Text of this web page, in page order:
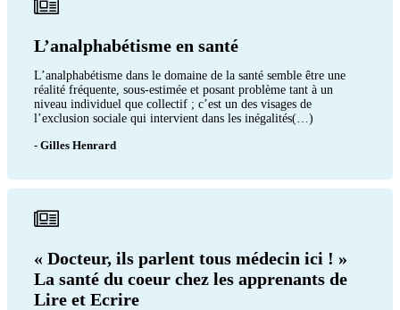
L’analphabétisme en santé
L’analphabétisme dans le domaine de la santé semble être une
réalité fréquente, sous-estimée et posant problème tant à un
niveau individuel que collectif ; c’est un des visages de
l’exclusion sociale qui intervient dans les inégalités(…)
- Gilles Henrard
« Docteur, ils parlent tous médecin ici ! »
La santé du coeur chez les apprenants de
Lire et Ecrire